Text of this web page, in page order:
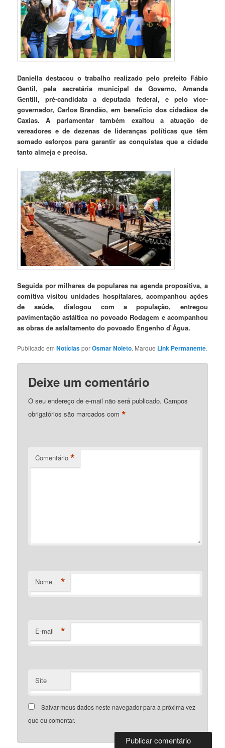
Daniella destacou o trabalho realizado pelo prefeito Fábio
Gentil, pela secretária municipal de Governo, Amanda
Gentill, pré-candidata a deputada federal, e pelo vice-
governador, Carlos Brandão, em benefício dos cidadãos de
Caxias. A parlamentar também exaltou a atuação de
vereadores e de dezenas de lideranças políticas que têm
somado esforços para garantir as conquistas que a cidade
tanto almeja e precisa.
Seguida por milhares de populares na agenda propositiva, a
comitiva visitou unidades hospitalares, acompanhou ações
de saúde, dialogou com a população, entregou
pavimentação asfáltica no povoado Rodagem e acompanhou
as obras de asfaltamento do povoado Engenho d`Água.
Publicado emNotíciasporOsmar Noleto. Marque Link Permanente.
Deixe um comentário
O seu endereço de e-mail não será publicado. Campos
obrigatórios são marcados com*
Comentário *
Nome *
E-mail *
Site
Salvar meus dados neste navegador para a próxima vez
que eu comentar.